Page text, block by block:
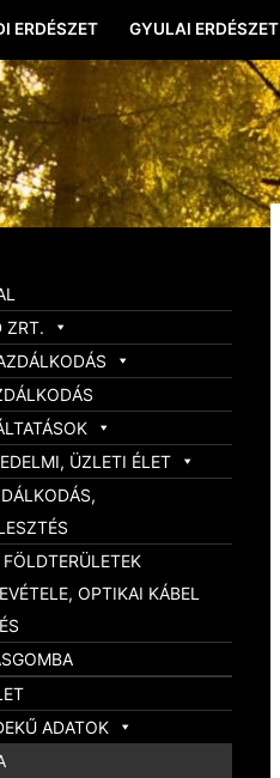
ERDÉSZET GYULAI ERDÉSZET
ZRT.
ÜZLETI ÉLET
OPTIKAI KÁBEL
ADATOK